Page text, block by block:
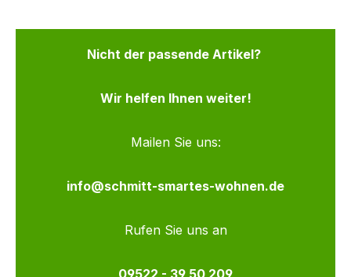
Nicht der passende Artikel?
Wir helfen Ihnen weiter!
Mailen Sie uns:
info@schmitt-smartes-wohnen.de
Rufen Sie uns an